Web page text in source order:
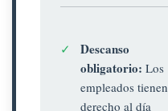
✓
Descanso
obligatorio: Los
empleados tienen
derecho al día